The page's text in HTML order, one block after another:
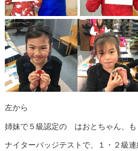
左から
姉妹で５級認定の はおとちゃん、も
ナイターバッジテストで、１・２級